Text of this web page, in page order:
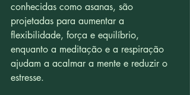
conhecidas como asanas, são
projetadas para aumentar a
flexibilidade, força e equilíbrio,
enquanto a meditação e a respiração
ajudam a acalmar a mente e reduzir o
estresse.